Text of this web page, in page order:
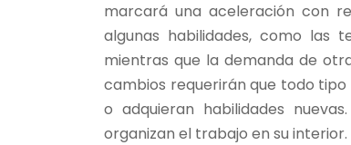
marcará una aceleración con
algunas habilidades, como las
mientras que la demanda de
cambios requerirán que todo
o adquieran habilidades
organizan el trabajo en su interior.